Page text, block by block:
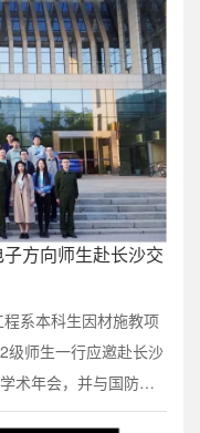
等相关负责人，清华
、主任汪玉、副系主
机关办公室相关负责
次会议。会议现场会
的来访表示欢迎...
方向师生赴长沙交
系本科生因材施教项
级师生一行应邀赴长沙
术年会，并与国防科
所进行研讨交流。学